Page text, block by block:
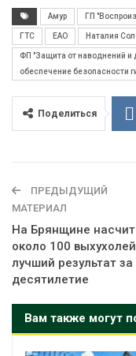
Амур ГП
ГТС ЕАО Наталия
ФП "Защита от наводнений и
обеспечение безопасности
Поделиться
ПРЕДЫДУЩИЙ
МАТЕРИАЛ
На Брянщине
около 100
лучший результат за
десятилетие
Вам также могут